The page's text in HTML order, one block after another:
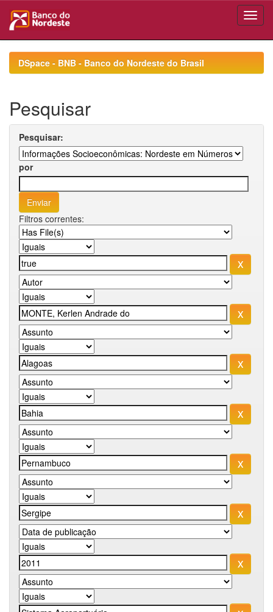
navigationDSpace - BNB - Banco do Nordeste do Brasil
Pesquisar
Pesquisar:
por
Filtros correntes: